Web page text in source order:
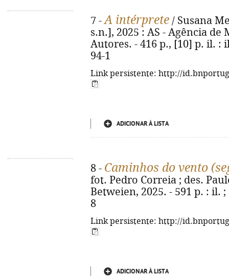
7 -A intérprete / Susana
s.n.], 2025 : AS - Agência
Autores. - 416 p., [10] p. il. :
94-1
Link persistente: http://
ADICIONAR À LISTA
8 - Caminhos do vento
fot. Pedro Correia ; des.
Betweien, 2025. - 591 p. : il. ;
8
Link persistente: http://
ADICIONAR À LISTA